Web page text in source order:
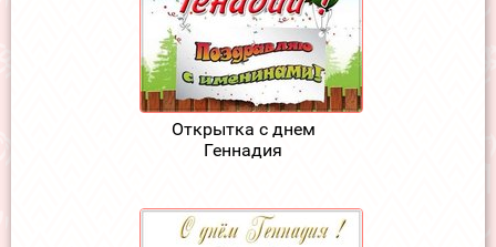
Открытка с днем
Геннадия